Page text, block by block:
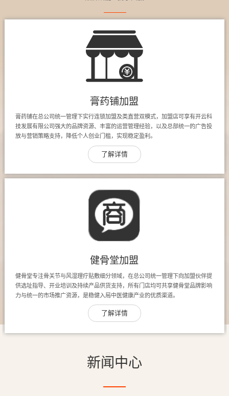
膏药铺加盟
膏药铺在总公司统一管理下实行连锁加盟及类直营双模式，加盟店可享有开云科
技发展有限公司强大的品牌资源、丰富的运营管理经验，以及总部统一的广告投
放与营销策略支持，降低个人创业门槛，实现稳定盈利。
了解详情
健骨堂加盟
健骨堂专注骨关节与风湿理疗贴敷细分领域，在总公司统一管理下向加盟伙伴提
供选址指导、开业培训及持续产品供货支持，所有门店均可共享健骨堂品牌影响
力与统一的市场推广资源，是稳健入局中医健康产业的优质渠道。
了解详情
新闻中心